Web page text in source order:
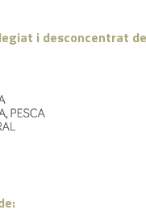
i desconcentrat